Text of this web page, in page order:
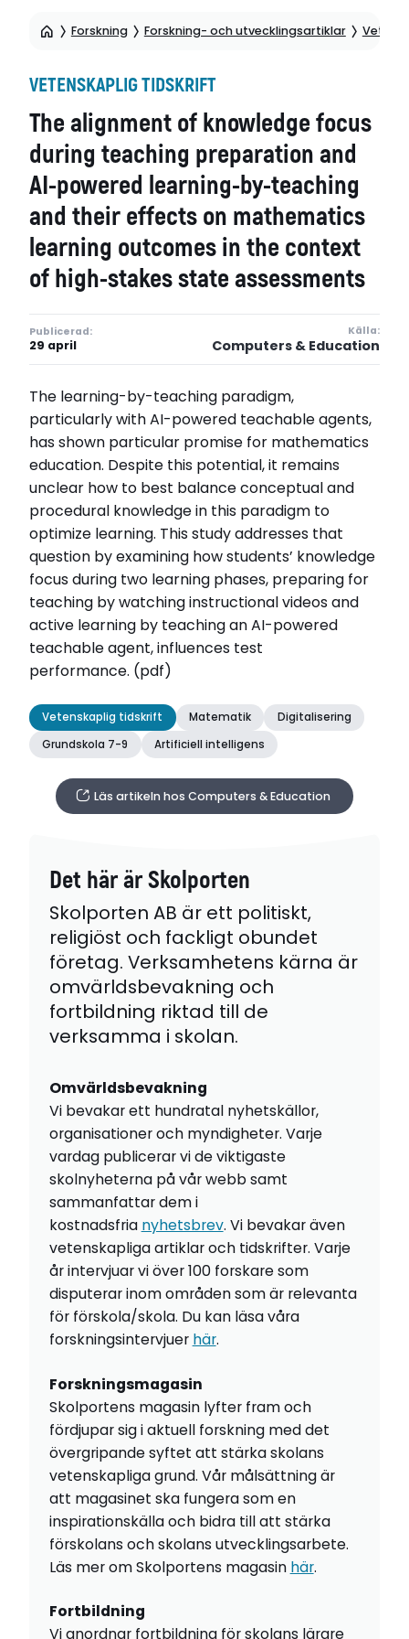
Forskning Forskning- och utvecklingsartiklar
VETENSKAPLIG TIDSKRIFT
The alignment of knowledge focus
during teaching preparation and
AI-powered learning-by-teaching
and their effects on mathematics
learning outcomes in the context
of high-stakes state assessments
Publicerad:
29 april
Källa:
Computers & Education
The learning-by-teaching paradigm,
particularly with AI-powered teachable agents,
has shown particular promise for mathematics
education. Despite this potential, it remains
unclear how to best balance conceptual and
procedural knowledge in this paradigm to
optimize learning. This study addresses that
question by examining how students’ knowledge
focus during two learning phases, preparing for
teaching by watching instructional videos and
active learning by teaching an AI-powered
teachable agent, influences test
performance. (pdf)
Vetenskaplig tidskrift Matematik
Digitalisering
Grundskola 7-9
Artificiell intelligens
Läs artikeln hos Computers & Education
Det här är Skolporten
Skolporten AB är ett politiskt,
religiöst och fackligt obundet
företag. Verksamhetens kärna är
omvärldsbevakning och
fortbildning riktad till de
verksamma i skolan.
Omvärldsbevakning
Vi bevakar ett hundratal nyhetskällor,
organisationer och myndigheter. Varje
vardag publicerar vi de viktigaste
skolnyheterna på vår webb samt
sammanfattar dem i
kostnadsfria nyhetsbrev. Vi bevakar även
vetenskapliga artiklar och tidskrifter. Varje
år intervjuar vi över 100 forskare som
disputerar inom områden som är relevanta
för förskola/skola. Du kan läsa våra
forskningsintervjuer här.
Forskningsmagasin
Skolportens magasin lyfter fram och
fördjupar sig i aktuell forskning med det
övergripande syftet att stärka skolans
vetenskapliga grund. Vår målsättning är
att magasinet ska fungera som en
inspirationskälla och bidra till att stärka
förskolans och skolans utvecklingsarbete.
Läs mer om Skolportens magasin här.
Fortbildning
Vi anordnar fortbildning för skolans lärare